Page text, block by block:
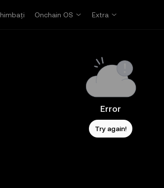
Onchain OS Extra
Error
Try again!